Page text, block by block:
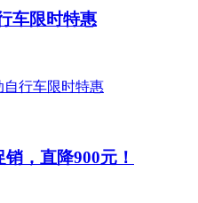
车限时特惠
，直降900元！